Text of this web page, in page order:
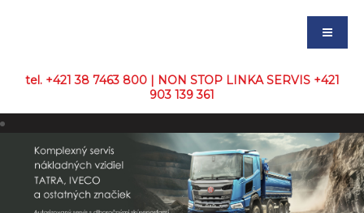
tel. +421 38 7463 800 | NON STOP LINKA SERVIS +421
903 139 361